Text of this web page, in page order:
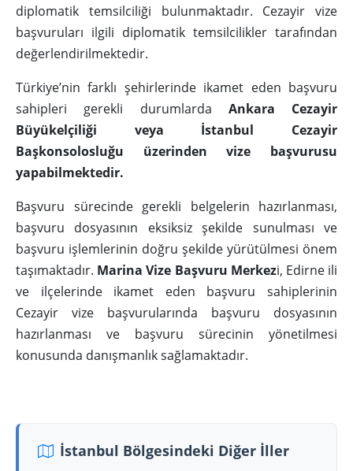
diplomatik temsilciliği bulunmaktadır. Cezayir vize
başvuruları ilgili diplomatik temsilcilikler tarafından
değerlendirilmektedir.
Türkiye’nin farklı şehirlerinde ikamet eden başvuru
sahipleri gerekli durumlarda Ankara Cezayir
Büyükelçiliği veya İstanbul Cezayir
Başkonsolosluğu üzerinden vize başvurusu
yapabilmektedir.
Başvuru sürecinde gerekli belgelerin hazırlanması,
başvuru dosyasının eksiksiz şekilde sunulması ve
başvuru işlemlerinin doğru şekilde yürütülmesi önem
taşımaktadır. Marina Vize Başvuru Merkezi, Edirne ili
ve ilçelerinde ikamet eden başvuru sahiplerinin
Cezayir vize başvurularında başvuru dosyasının
hazırlanması ve başvuru sürecinin yönetilmesi
konusunda danışmanlık sağlamaktadır.
İstanbul Bölgesindeki Diğer İller